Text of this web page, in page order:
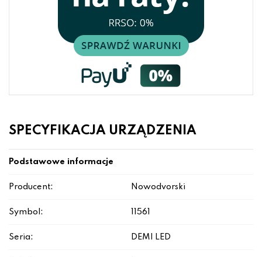
SPECYFIKACJA URZĄDZENIA
Podstawowe informacje
Producent: Nowodvorski
Symbol: 11561
Seria: DEMI LED